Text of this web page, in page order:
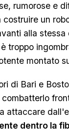
rumorose e
costruire un
alla stessa
troppo
montato
di Bari e
attaccare
dentro la